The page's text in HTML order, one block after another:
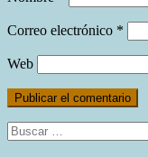
Correo electrónico *
Web
Buscar: